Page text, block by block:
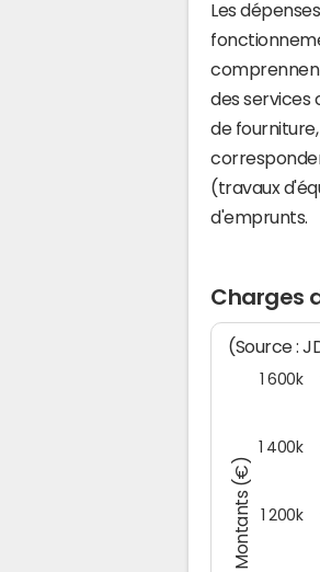
Les
des services
de
(travaux
d'emprunts.
Charges
Montants (€)
(Source :
1 200k
1 400k
1 600k